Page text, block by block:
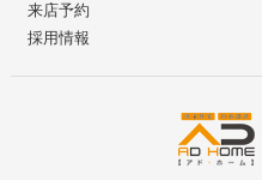
来店予約
採用情報